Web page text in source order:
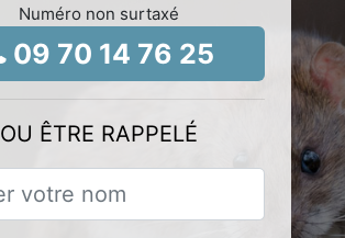
Numéro non surtaxé
09 70 14 76 25
OU ÊTRE RAPPELÉ